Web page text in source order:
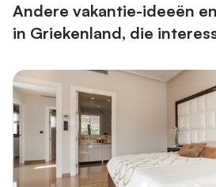
Andere vakantie-ideeën
in Griekenland, die